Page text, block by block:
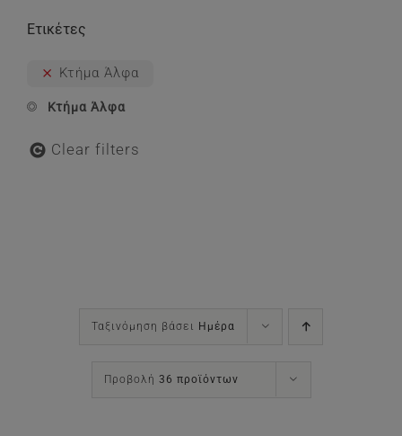
Ταξινόμηση βάσει Ημέρα
Προβολή 36 προϊόντων
Ετικέτες
Κτήμα Άλφα
Κτήμα Άλφα
Clear filters